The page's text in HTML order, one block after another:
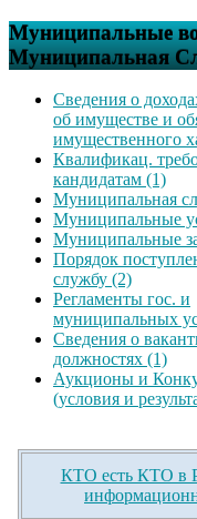
Муниципальные
Муниципальная
Сведения о
об имуществе и
имущественного
Квалификац.
кандидатам (1)
Муниципальная
Муниципальные
Муниципальные
Порядок
службу (2)
Регламенты гос. и
муниципальных
Сведения о
должностях (1)
Аукционы и
(условия и
КТО есть КТО в